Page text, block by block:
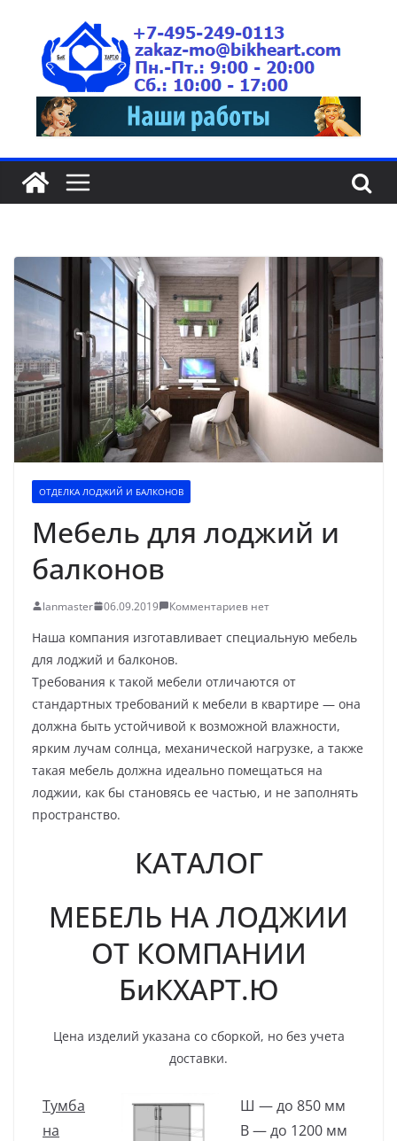
ОТДЕЛКА ЛОДЖИЙ И БАЛКОНОВ
Мебель для лоджий и
балконов
lanmaster 06.09.2019 Комментариев нет
Наша компания изготавливает специальную мебель
для лоджий и балконов.
Требования к такой мебели отличаются от
стандартных требований к мебели в квартире — она
должна быть устойчивой к возможной влажности,
ярким лучам солнца, механической нагрузке, а также
такая мебель должна идеально помещаться на
лоджии, как бы становясь ее частью, и не заполнять
пространство.
КАТАЛОГ
МЕБЕЛЬ НА ЛОДЖИИ
ОТ КОМПАНИИ
БиКХАРТ.Ю
Цена изделий указана со сборкой, но без учета
доставки.
Тумба
на
Ш — до 850 мм
В — до 1200 мм